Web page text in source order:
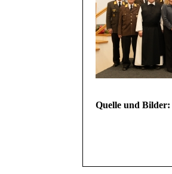
Quelle und Bilder: